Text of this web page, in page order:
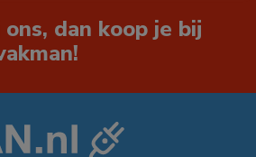
dan koop je bij